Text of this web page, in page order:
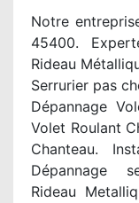
Notre
45400.
Rideau
Serrurier pas
Dépannage
Volet Roulant
Chanteau.
Dépannage
Rideau